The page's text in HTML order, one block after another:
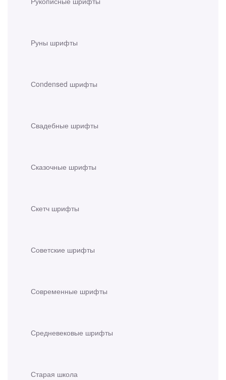
Руны шрифты
Сondensed шрифты
Свадебные шрифты
Сказочные шрифты
Скетч шрифты
Советские шрифты
Современные шрифты
Средневековые шрифты
Старая школа